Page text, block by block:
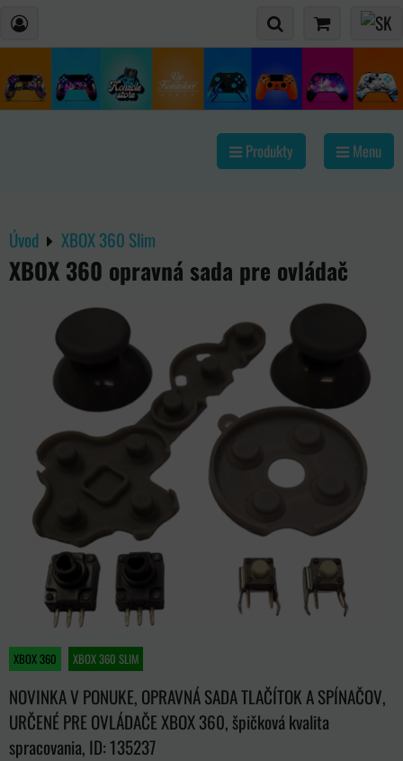
Produkty Menu
Úvod XBOX 360 Slim
XBOX 360 opravná sada pre ovládač
XBOX 360 XBOX 360 SLIM
NOVINKA V PONUKE, OPRAVNÁ SADA TLAČÍTOK A SPÍNAČOV,
URČENÉ PRE OVLÁDAČE XBOX 360, špičková kvalita
spracovania, ID: 135237